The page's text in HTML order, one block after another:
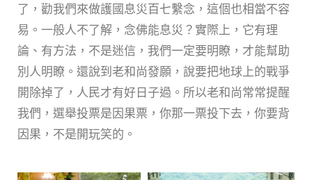
了，勸我們來做護國息災百七繫念，這個也相當不容
易。一般人不了解，念佛能息災？實際上，它有理
論、有方法，不是迷信，我們一定要明瞭，才能幫助
別人明瞭。還說到老和尚發願，說要把地球上的戰爭
開除掉了，人民才有好日子過。所以老和尚常常提醒
我們，選舉投票是因果票，你那一票投下去，你要背
因果，不是開玩笑的。